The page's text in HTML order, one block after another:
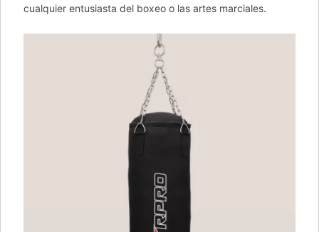
cualquier entusiasta del boxeo o las artes marciales.